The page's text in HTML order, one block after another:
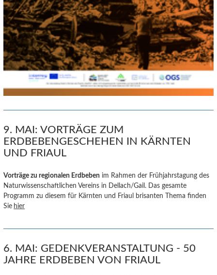
9. MAI: VORTRÄGE ZUM
ERDBEBENGESCHEHEN IN KÄRNTEN
UND FRIAUL
Vorträge zu regionalen Erdbeben im Rahmen der Frühjahrstagung des
Naturwissenschaftlichen Vereins in Dellach/Gail. Das gesamte
Programm zu diesem für Kärnten und Friaul brisanten Thema finden
Sie hier
6. MAI: GEDENKVERANSTALTUNG - 50
JAHRE ERDBEBEN VON FRIAUL